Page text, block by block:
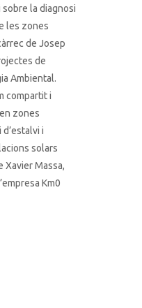
la diagnosi
les zones
de Josep
de
Ambiental.
compartit i
zones
i
solars
Xavier Massa,
Km0